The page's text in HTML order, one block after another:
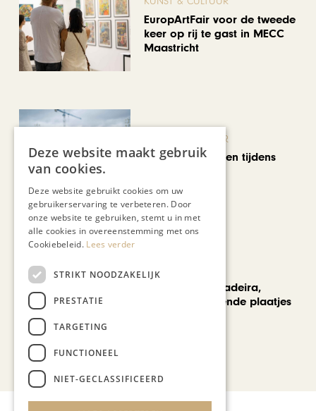
EuropArtFair voor de tweede
keer op rij te gast in MECC
Maastricht
KUNST & CULTUUR
Wereldse beelden tijdens
REIZEN
Een week op Madeira,
voorbij de bekende plaatjes
Bekijk alle artikelen
Deze website maakt gebruik
van cookies.
Deze website gebruikt cookies om uw
gebruikerservaring te verbeteren. Door
onze website te gebruiken, stemt u in met
alle cookies in overeenstemming met ons
Cookiebeleid. Lees verder
STRIKT NOODZAKELIJK
PRESTATIE
TARGETING
FUNCTIONEEL
NIET-GECLASSIFICEERD